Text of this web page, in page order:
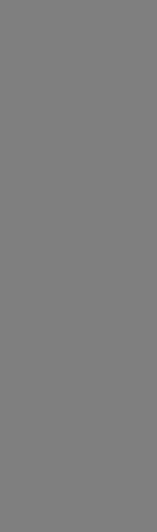
4'
4'
2'
2'
3f.
8'
16'
8'
8'
4'
4'
2'
6f.